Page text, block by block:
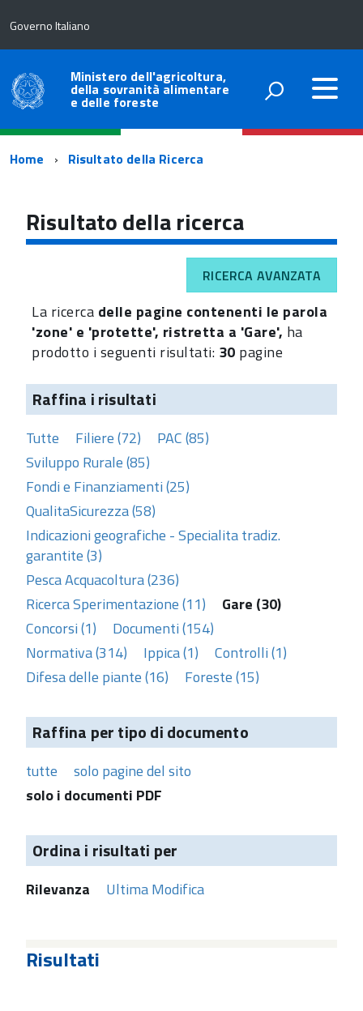
Governo Italiano
Ministero dell'agricoltura,
della sovranità alimentare
e delle foreste
Percorso
navigazione
Home Risultato della Ricerca
Risultato della ricerca
RICERCA AVANZATA
La ricerca delle pagine contenenti le parola
'zone' e 'protette', ristretta a 'Gare', ha
prodotto i seguenti risultati: 30 pagine
Raffina i risultati
Tutte Filiere (72)
PAC (85)
Sviluppo Rurale (85)
Fondi e Finanziamenti (25)
QualitaSicurezza (58)
Indicazioni geografiche - Specialita tradiz.
garantite (3)
Pesca Acquacoltura (236)
Ricerca Sperimentazione (11)
Gare (30)
Concorsi (1)
Documenti (154)
Normativa (314)
Ippica (1)
Controlli (1)
Difesa delle piante (16)
Foreste (15)
Raffina per tipo di documento
tutte
solo pagine del sito
solo i documenti PDF
Ordina i risultati per
Rilevanza Ultima Modifica
Risultati